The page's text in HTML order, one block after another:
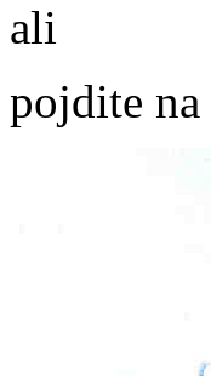
ali
pojdite na